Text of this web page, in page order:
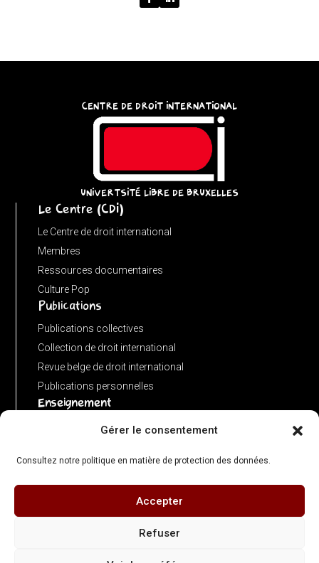
Gérer le consentement
Consultez notre politique en matière de protection des données.
Accepter
Refuser
input
URL(input,
window.location.href);
u.pathname.toLowerCase().replace(/\/+$/,
===
'/'
CENTRE DE DROIT INTERNATIONAL
UNIVERTSITÉ LIBRE DE BRUXELLES
Le Centre (CDI)
Le Centre de droit international
Membres
Ressources documentaires
Culture Pop
Publications
Publications collectives
Collection de droit international
Revue belge de droit international
Publications personnelles
Enseignement
Advanced LLM in public international law
Concours de plaidoiries public
© 2026 Centre de Droit International – ULB Faculté de Droit & Criminologie - Directeur
: Olivier Corten - Illustrations : Gérard Bedoret